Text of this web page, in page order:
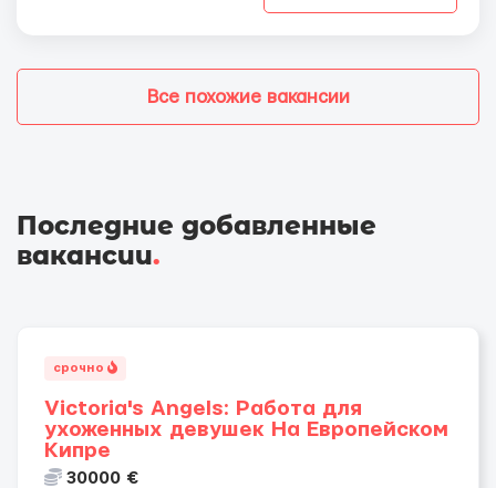
Все похожие вакансии
Последние добавленные
вакансии.
срочно
Victoria's Angels: Работа для
ухоженных девушек На Европейском
Кипре
30000 €